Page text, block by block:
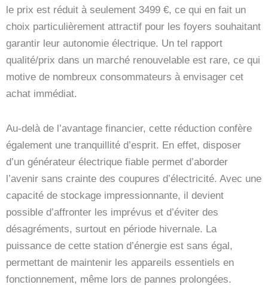
le prix est réduit à seulement 3499 €, ce qui en fait un
choix particulièrement attractif pour les foyers souhaitant
garantir leur autonomie électrique. Un tel rapport
qualité/prix dans un marché renouvelable est rare, ce qui
motive de nombreux consommateurs à envisager cet
achat immédiat.
Au-delà de l’avantage financier, cette réduction confère
également une tranquillité d’esprit. En effet, disposer
d’un générateur électrique fiable permet d’aborder
l’avenir sans crainte des coupures d’électricité. Avec une
capacité de stockage impressionnante, il devient
possible d’affronter les imprévus et d’éviter des
désagréments, surtout en période hivernale. La
puissance de cette station d’énergie est sans égal,
permettant de maintenir les appareils essentiels en
fonctionnement, même lors de pannes prolongées.